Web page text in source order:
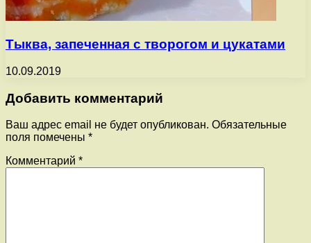
Тыква, запеченная с творогом и цукатами
10.09.2019
Добавить комментарий
Ваш адрес email не будет опубликован. Обязательные
поля помечены *
Комментарий *